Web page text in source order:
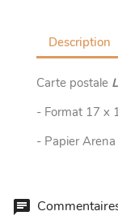
Description
Carte postale
- Format 17 x
- Papier